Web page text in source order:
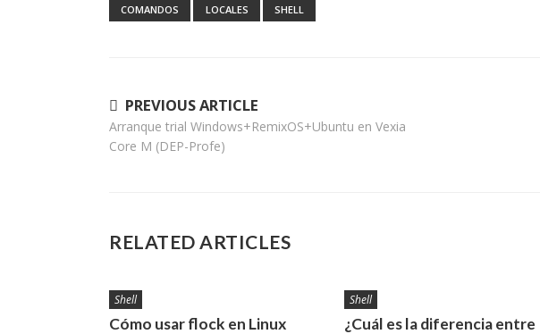
COMANDOS LOCALES SHELL
Navegación
de
PREVIOUS ARTICLE
Arranque trial Windows+RemixOS+Ubuntu en Vexia
Core M (DEP-Profe)
RELATED ARTICLES
Shell
Cómo usar flock en Linux
Shell
¿Cuál es la diferencia entre